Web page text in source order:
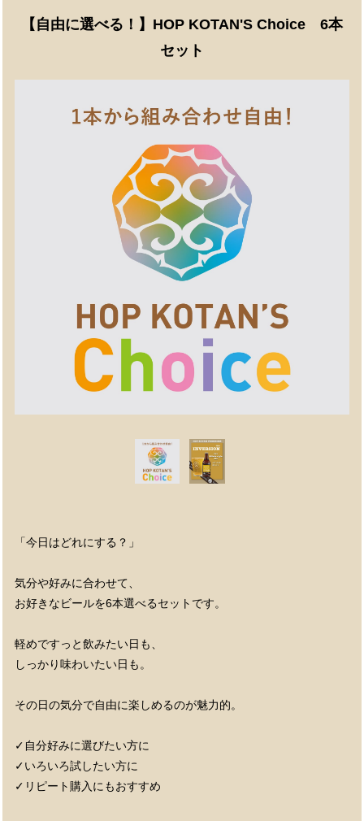
【自由に選べる！】HOP KOTAN'S Choice 6本
セット
「今日はどれにする？」
気分や好みに合わせて、
お好きなビールを6本選べるセットです。
軽めですっと飲みたい日も、
しっかり味わいたい日も。
その日の気分で自由に楽しめるのが魅力的。
✓自分好みに選びたい方に
✓いろいろ試したい方に
✓リピート購入にもおすすめ